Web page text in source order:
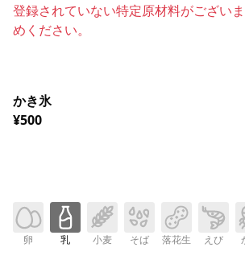
登録されていない特定原材料がござい
めください。
かき氷
¥500
卵 乳 小麦 そば 落花生 えび